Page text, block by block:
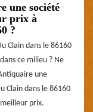
une société
prix à
?
Clain dans le 86160
ce milieu ? Ne
une
Clain dans le 86160
prix.